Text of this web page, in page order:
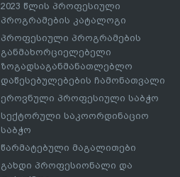
2023 წლის პროფესიული
პროგრამების კატალოგი
პროფესიული პროგრამების
განმახორციელებელი
ზოგადსაგანმანათლებლო
დაწესებულებების ჩამონათვალი
ეროვნული პროფესიული საბჭო
სექტორული საკოორდინაციო
საბჭო
წარმატებული მაგალითები
გახდი პროფესიონალი და